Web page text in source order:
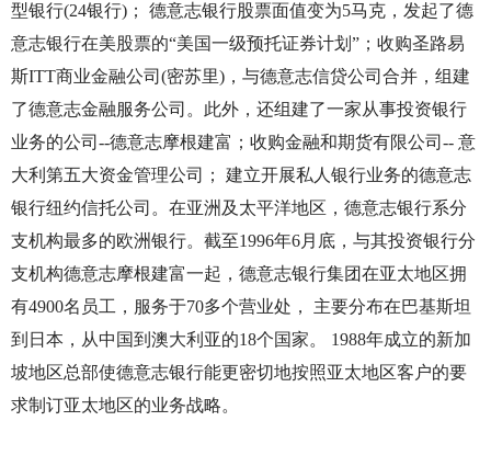
型银行(24银行)； 德意志银行股票面值变为5马克，发起了德
意志银行在美股票的“美国一级预托证券计划”；收购圣路易
斯ITT商业金融公司 (密苏里)，与德意志信贷公司合并，组建
了德意志金融服务公司。此外，还组建了一家从事投资银行
业务的公司 --德意志摩根建富；收购金融和期货有限公司 -- 意
大利第五大资金管理公司； 建立开展私人银行业务的德意志
银行纽约信托公司。在亚洲及太平洋地区，德意志银行系分
支机构最多的欧洲银行。截至1996年6月底，与其投资银行分
支机构德意志摩根建富一起，德意志银行集团在亚太地区拥
有4900名员工，服务于70多个营业处， 主要分布在巴基斯坦
到日本，从中国到澳大利亚的18个国家。 1988年成立的新加
坡地区总部使德意志银行能更密切地按照亚太地区客户的要
求制订亚太地区的业务战略。